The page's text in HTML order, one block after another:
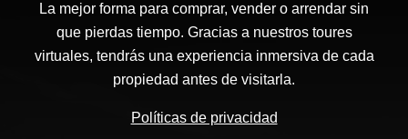
La mejor forma para comprar, vender o arrendar sin
que pierdas tiempo. Gracias a nuestros toures
virtuales, tendrás una experiencia inmersiva de cada
propiedad antes de visitarla.
Políticas de privacidad